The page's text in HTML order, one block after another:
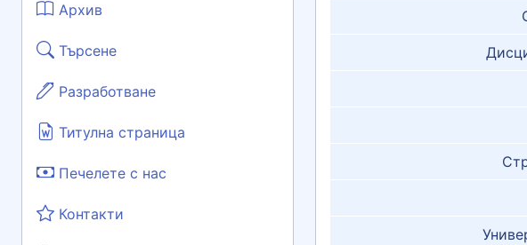
Архив
Търсене
Разработване
Титулна страница
Печелете с нас
Контакти